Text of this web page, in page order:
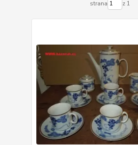
strana z 1